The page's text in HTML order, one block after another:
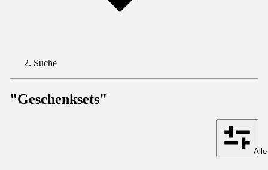
Suche
"Geschenksets"